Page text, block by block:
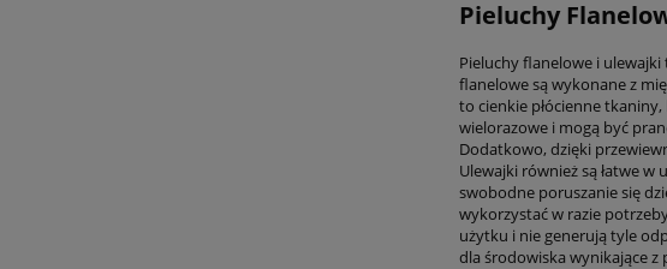
Pieluchy
Pieluchy flanelowe i
flanelowe są wykonane z
to cienkie płócienne
wielorazowe i mogą być
Dodatkowo, dzięki
Ulewajki również są łatwe
swobodne poruszanie się
wykorzystać w razie
użytku i nie generują tyle
dla środowiska wynikające